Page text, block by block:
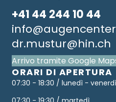
+41 44 244 10 44
dr.mustur@hin.ch
Arrivo tramite Google
ORARI DI APERTURA
07:30 - 18:30 / lunedì - venerdì